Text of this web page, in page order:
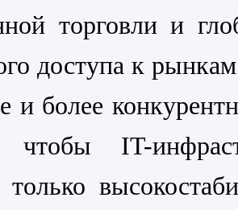
торговли и
доступа к
и более
чтобы IT-